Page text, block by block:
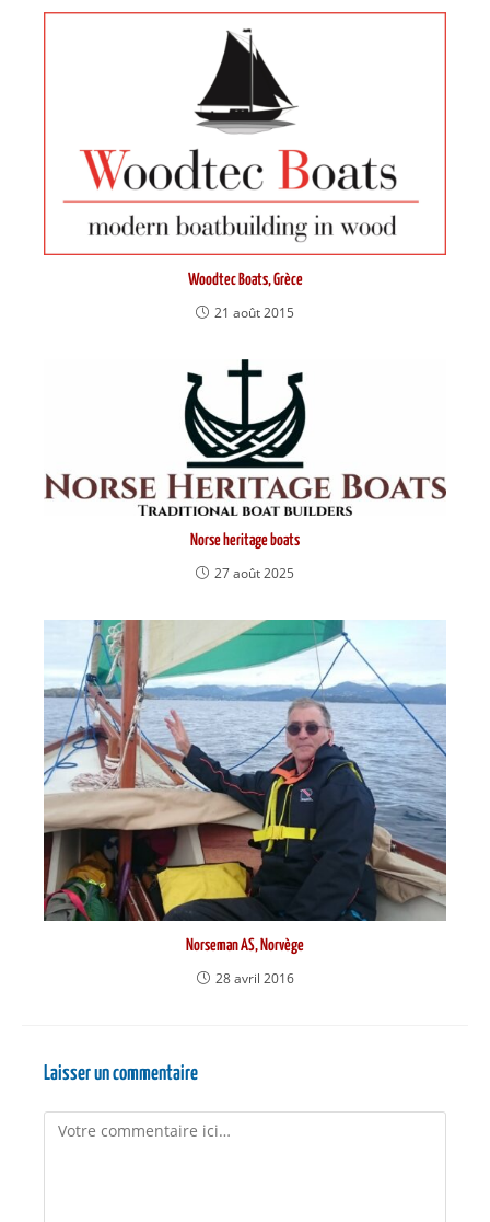
Woodtec Boats, Grèce
21 août 2015
Norse heritage boats
27 août 2025
Norseman AS, Norvège
28 avril 2016
Laisser un commentaire